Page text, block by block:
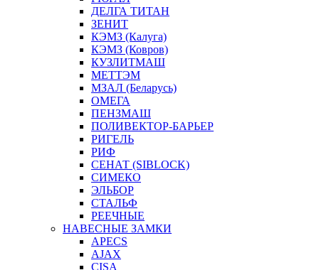
ДЕЛГА ТИТАН
ЗЕНИТ
КЭМЗ (Калуга)
КЭМЗ (Ковров)
КУЗЛИТМАШ
МЕТТЭМ
МЗАЛ (Беларусь)
ОМЕГА
ПЕНЗМАШ
ПОЛИВЕКТОР-БАРЬЕР
РИГЕЛЬ
РИФ
СЕНАТ (SIBLOCK)
СИМЕКО
ЭЛЬБОР
СТАЛЬФ
РЕЕЧНЫЕ
НАВЕСНЫЕ ЗАМКИ
APECS
AJAX
CISA